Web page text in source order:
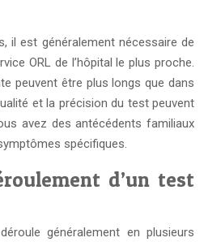
il est généralement nécessaire de
ORL de l’hôpital le plus proche.
peuvent être plus longs que dans
et la précision du test peuvent
avez des antécédents familiaux
spécifiques.
d’un test
généralement en plusieurs